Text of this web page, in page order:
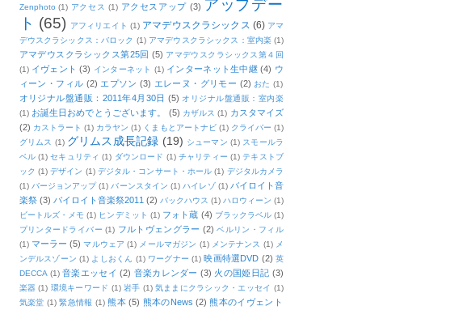
Zenphoto (1) アクセス (1) アクセスアップ (3) アップデー
ト (65) アフィリエイト (1) アマデウスクラシックス (6) アマ
デウスクラシックス：バロック (1) アマデウスクラシックス：室内楽 (1)
アマデウスクラシックス第25回 (5) アマデウスクラシックス第４回
(1) イヴェント (3) インターネット (1) インターネット生中継 (4) ウ
ィーン・フィル (2) エプソン (3) エレーヌ・グリモー (2) おた (1)
オリジナル盤通販：2011年4月30日 (5) オリジナル盤通販：室内楽
(1) お誕生日おめでとうございます。 (5) カザルス (1) カスタマイズ
(2) カストラート (1) カラヤン (1) くまもとアートナビ (1) クライバー (1)
グリムス (1) グリムス成長記録 (19) シューマン (1) スモールラ
ベル (1) セキュリティ (1) ダウンロード (1) チャリティー (1) テキストブ
ック (1) デザイン (1) デジタル・コンサート・ホール (1) デジタルカメラ
(1) バージョンアップ (1) バーンスタイン (1) ハイレゾ (1) バイロイト音
楽祭 (3) バイロイト音楽祭2011 (2) バックハウス (1) ハロウィーン (1)
ビートルズ・メモ (1) ヒンデミット (1) フォト蔵 (4) ブラックラベル (1)
プリンタードライバー (1) フルトヴェングラー (2) ベルリン・フィル
(1) マーラー (5) マルウェア (1) メールマガジン (1) メンテナンス (1) メ
ンデルスゾーン (1) よしおくん (1) ワーグナー (1) 映画特選DVD (2) 英
DECCA (1) 音楽エッセイ (2) 音楽カレンダー (3) 火の国姫日記 (3)
楽器 (1) 環境キーワード (1) 岩手 (1) 気ままにクラシック・エッセイ (1)
気楽堂 (1) 緊急情報 (1) 熊本 (5) 熊本のNews (2) 熊本のイヴェント